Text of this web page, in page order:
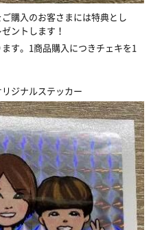
購入のお客さまには特典とし
ントします！
す。1商品購入につきチェキを1
ジナルステッカー